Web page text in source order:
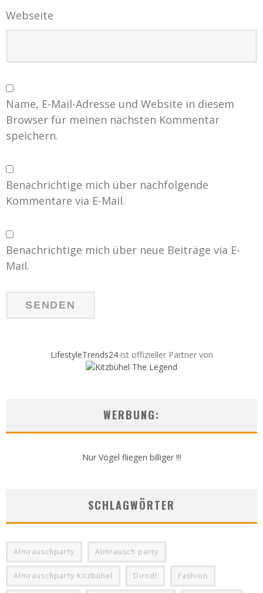
Webseite
Name, E-Mail-Adresse und Website in diesem
Browser für meinen nächsten Kommentar
speichern.
Benachrichtige mich über nachfolgende
Kommentare via E-Mail.
Benachrichtige mich über neue Beiträge via E-
Mail.
LifestyleTrends24ist offizieller Partner von
WERBUNG:
Nur Vögel fliegen billiger !!!
SCHLAGWÖRTER
Almrauschparty Almrausch party
Almrauschparty Kitzbühel Dirndl Fashion